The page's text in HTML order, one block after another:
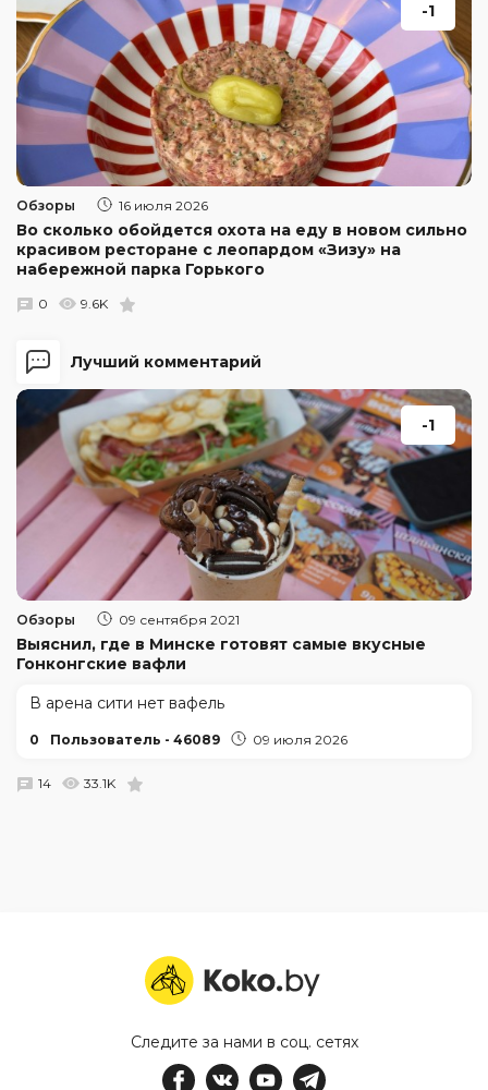
Лучший комментарий
-1
Обзоры 09 сентября 2021
Выяснил, где в Минске готовят самые вкусные
Гонконгские вафли
В арена сити нет вафель
0 Пользователь - 46089 09 июля 2026
14 33.1K
-1
Обзоры 16 июля 2026
Во сколько обойдется охота на еду в новом сильно
красивом ресторане с леопардом «Зизу» на
набережной парка Горького
0 9.6K
Следите за нами в соц. сетях